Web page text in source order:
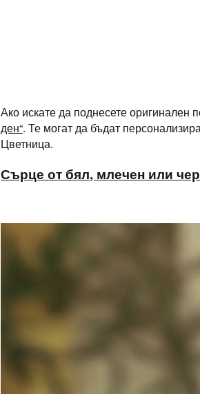
Ако искате да поднесете оригинален
ден“. Те могат да бъдат
Цветница.
Сърце отбял, млечен или